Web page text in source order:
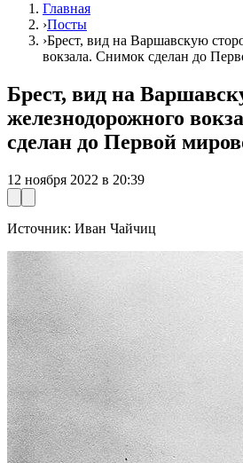
Главная
›Посты
›Брест, вид на Варшавскую
вокзала. Снимок сделан до
Брест, вид на
железнодорожного
сделан до Первой
12 ноября 2022 в 20:39
Источник: Иван Чайчиц